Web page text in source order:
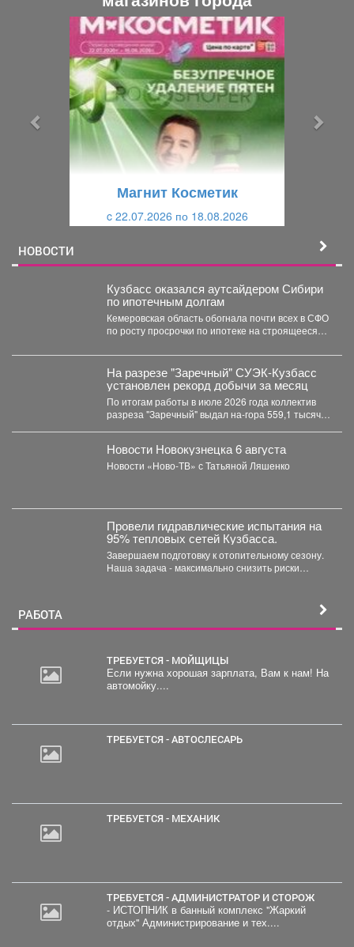
Магнит Косметик
c 22.07.2026 по 18.08.2026
НОВОСТИ
Кузбасс оказался аутсайдером Сибири
по ипотечным долгам
Кемеровская область обогнала почти всех в СФО
по росту просрочки по ипотеке на строящееся
На разрезе "Заречный" СУЭК-Кузбасс
установлен рекорд добычи за месяц
По итогам работы в июле 2026 года коллектив
разреза "Заречный" выдал на-гора 559,1 тысяч
Новости Новокузнецка 6 августа
Новости «Ново-ТВ» с Татьяной Ляшенко
Провели гидравлические испытания на
95% тепловых сетей Кузбасса.
Завершаем подготовку к отопительному сезону.
Наша задача - максимально снизить риски
РАБОТА
ТРЕБУЕТСЯ - МОЙЩИЦЫ
Если нужна хорошая зарплата, Вам к нам! На
автомойку....
ТРЕБУЕТСЯ - АВТОСЛЕСАРЬ
ТРЕБУЕТСЯ - МЕХАНИК
ТРЕБУЕТСЯ - АДМИНИСТРАТОР И СТОРОЖ
- ИСТОПНИК в банный комплекс "Жаркий
отдых" Администрирование и тех....